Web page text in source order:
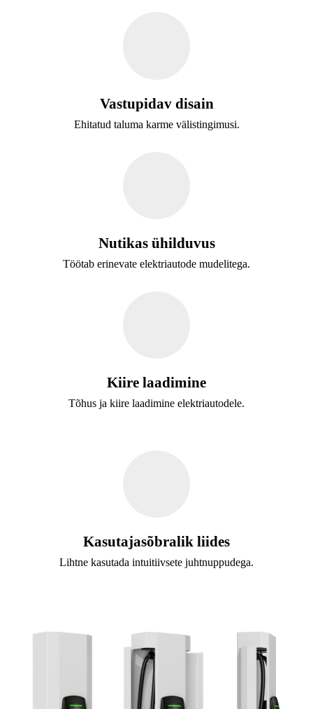
Vastupidav disain
Ehitatud taluma karme välistingimusi.
Nutikas ühilduvus
Töötab erinevate elektriautode mudelitega.
Kiire laadimine
Tõhus ja kiire laadimine elektriautodele.
Kasutajasõbralik liides
Lihtne kasutada intuitiivsete juhtnuppudega.